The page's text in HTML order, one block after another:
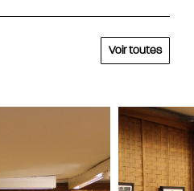
Voir toutes